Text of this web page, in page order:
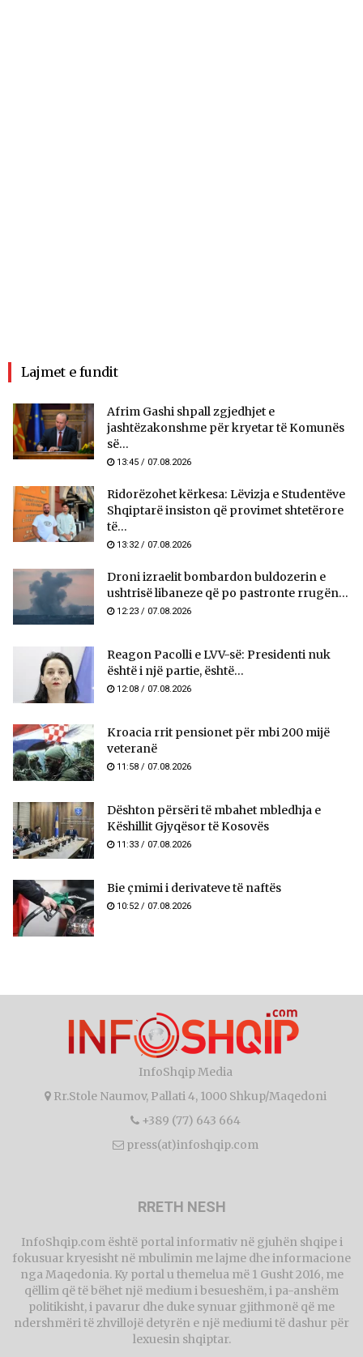
Lajmet e fundit
Afrim Gashi shpall zgjedhjet e
jashtëzakonshme për kryetar të Komunës
së...
13:45 / 07.08.2026
Ridorëzohet kërkesa: Lëvizja e Studentëve
Shqiptarë insiston që provimet shtetërore
të...
13:32 / 07.08.2026
Droni izraelit bombardon buldozerin e
ushtrisë libaneze që po pastronte rrugën...
12:23 / 07.08.2026
Reagon Pacolli e LVV-së: Presidenti nuk
është i një partie, është...
12:08 / 07.08.2026
Kroacia rrit pensionet për mbi 200 mijë
veteranë
11:58 / 07.08.2026
​Dështon përsëri të mbahet mbledhja e
Këshillit Gjyqësor të Kosovës
11:33 / 07.08.2026
Bie çmimi i derivateve të naftës
10:52 / 07.08.2026
InfoShqip Media
Rr.Stole Naumov, Pallati 4, 1000 Shkup/Maqedoni
+389 (77) 643 664
press(at)infoshqip.com
RRETH NESH
InfoShqip.com është portal informativ në gjuhën shqipe i
fokusuar kryesisht në mbulimin me lajme dhe informacione
nga Maqedonia. Ky portal u themelua më 1 Gusht 2016, me
qëllim që të bëhet një medium i besueshëm, i pa-anshëm
politikisht, i pavarur dhe duke synuar gjithmonë që me
ndershmëri të zhvillojë detyrën e një mediumi të dashur për
lexuesin shqiptar.